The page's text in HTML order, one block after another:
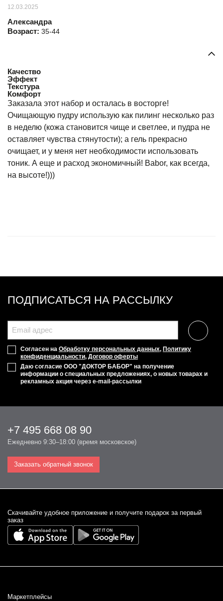
12.03.2025
Александра
Возраст: 35-44
Качество
Эффект
Текстура
Комфорт
Заказала этот набор и осталась в восторге!
Очищающую пудру использую как пилинг несколько раз
в неделю (кожа становится чище и светлее, и пудра не
оставляет чувства стянутости); а гель прекрасно
очищает, и у меня нет необходимости использовать
тоник. А еще и расход экономичный! Babor, как всегда,
на высоте!)))
ПОДПИСАТЬСЯ НА РАССЫЛКУ
Согласен на Обработку персональных данных, Политику
конфиденциальности, Договор оферты
Даю согласие ООО "ДОКТОР БАБОР" на получение
информации о специальных предложениях, о новых товарах и
рекламных акция через e-mail-рассылки
+7 495 668 08 90
Ежедневно 9:30–18:00 (время московское)
Заказать обратный звонок
Cкачивайте удобное приложение и получите подарок за первый
заказ
Маркетплейсы